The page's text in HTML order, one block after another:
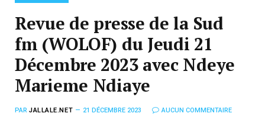
Revue de presse de la Sud
fm (WOLOF) du Jeudi 21
Décembre 2023 avec Ndeye
Marieme Ndiaye
PAR JALLALE.NET 21 DÉCEMBRE 2023 AUCUN COMMENTAIRE